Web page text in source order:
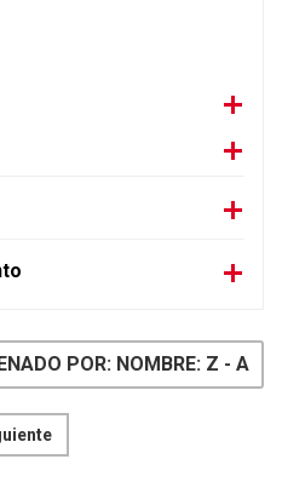
POR: NOMBRE: Z - A